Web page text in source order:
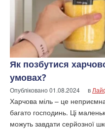
Як позбутися
умовах?
Опубліковано01.08.2024 в
Харчова міль – це
багато господинь. Ці
можуть завдати серйозної